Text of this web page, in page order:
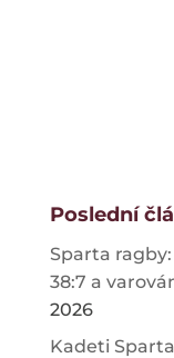
Poslední
Sparta
38:7 a
2026
Kadeti